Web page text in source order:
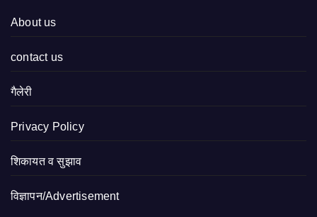
About us
contact us
गैलेरी
Privacy Policy
शिकायत व सुझाव
विज्ञापन/Advertisement